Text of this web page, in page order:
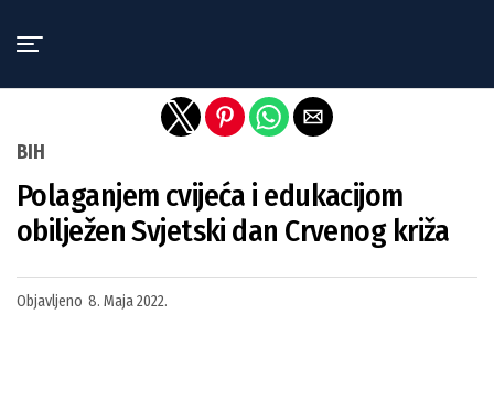
BIH
Polaganjem cvijeća i edukacijom
obilježen Svjetski dan Crvenog križa
Objavljeno 8. Maja 2022.